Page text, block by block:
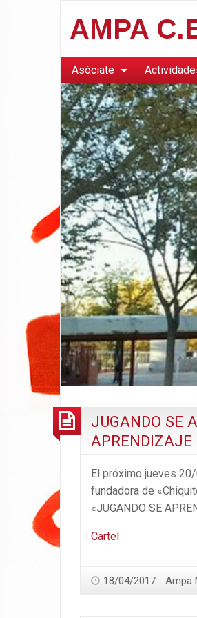
AMPA
Asóciate
JUGANDO SE
APRENDIZAJE
El próximo jueves
fundadora de
«JUGANDO SE
Cartel
18/04/2017 Ampa